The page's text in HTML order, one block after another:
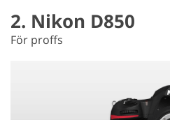
2. Nikon D850
För proffs